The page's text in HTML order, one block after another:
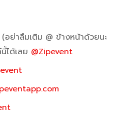
อย่าลืมเติม @ ข้างหน้าด้วยนะ
ได้เลย @Zipevent